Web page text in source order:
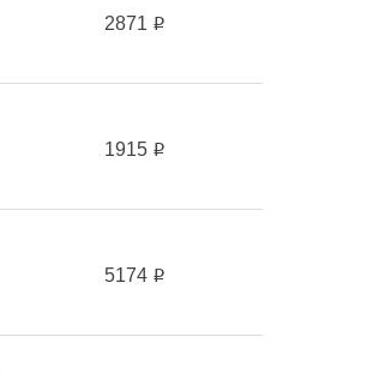
2871 i
1915 i
5174 i